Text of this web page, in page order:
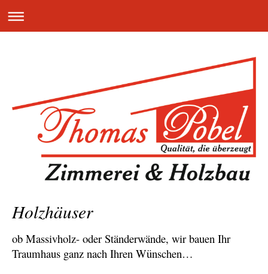
Holzhäuser
ob Massivholz- oder Ständerwände, wir bauen Ihr
Traumhaus ganz nach Ihren Wünschen…